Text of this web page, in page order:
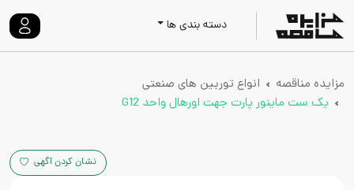
دسته بندی ها
مزایده مناقصه
انواع توربین های صنعتی
یک ست ماینور پارت جهت اورهال واحد G12
نشان کردن آگهی